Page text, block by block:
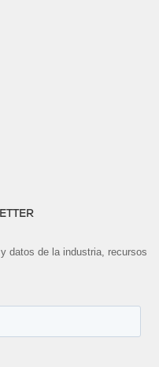
datos de la industria, recursos